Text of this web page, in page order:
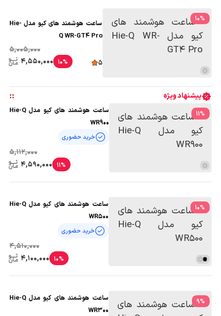
%
10
ساعت هوشمند های کیو مدل Hie-
Q WR-GT4 Pro
5
5,005,000
10%
4,550,000
پیشنهاد ویژه ::
%
11
ساعت هوشمند های کیو مدل Hie-Q
WR900
خرید حضوری
5,112,000
11%
4,590,000
%
10
ساعت هوشمند های کیو مدل Hie-Q
WR500
خرید حضوری
4,510,000
10%
4,100,000
%
9
ساعت هوشمند های کیو مدل Hie-Q
WR300